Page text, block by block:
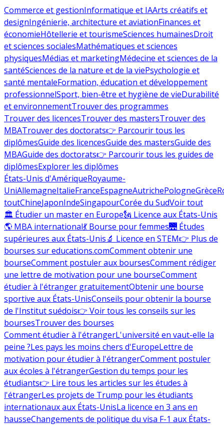
Commerce et gestionInformatique et IAArts créatifs et
designIngénierie, architecture et aviationFinances et
économieHôtellerie et tourismeSciences humainesDroit
et sciences socialesMathématiques et sciences
physiquesMédias et marketingMédecine et sciences de la
santéSciences de la nature et de la viePsychologie et
santé mentaleFormation, éducation et développement
professionnelSport, bien-être et hygiène de vieDurabilité
et environnementTrouver des programmes
Trouver des licencesTrouver des mastersTrouver des
MBATrouver des doctorats👉 Parcourir tous les
diplômesGuide des licencesGuide des mastersGuide des
MBAGuide des doctorats👉 Parcourir tous les guides de
diplômesExplorer les diplômes
États-Unis d'AmériqueRoyaume-
UniAllemagneItalieFranceEspagneAutrichePologneGrèce
toutChineJaponIndeSingapourCorée du SudVoir tout
🏛 Étudier un master en Europe🗽 Licence aux États-Unis
🌎 MBA international💃 Bourse pour femmes🌉 Études
supérieures aux États-Unis🔬 Licence en STEM👉 Plus de
bourses sur educations.comComment obtenir une
bourseComment postuler aux boursesComment rédiger
une lettre de motivation pour une bourseComment
étudier à l'étranger gratuitementObtenir une bourse
sportive aux États-UnisConseils pour obtenir la bourse
de l'Institut suédois👉 Voir tous les conseils sur les
boursesTrouver des bourses
Comment étudier à l'étrangerL'université en vaut-elle la
peine ?Les pays les moins chers d'EuropeLettre de
motivation pour étudier à l'étrangerComment postuler
aux écoles à l'étrangerGestion du temps pour les
étudiants👉 Lire tous les articles sur les études à
l'étrangerLes projets de Trump pour les étudiants
internationaux aux États-UnisLa licence en 3 ans en
hausseChangements de politique du visa F-1 aux États-